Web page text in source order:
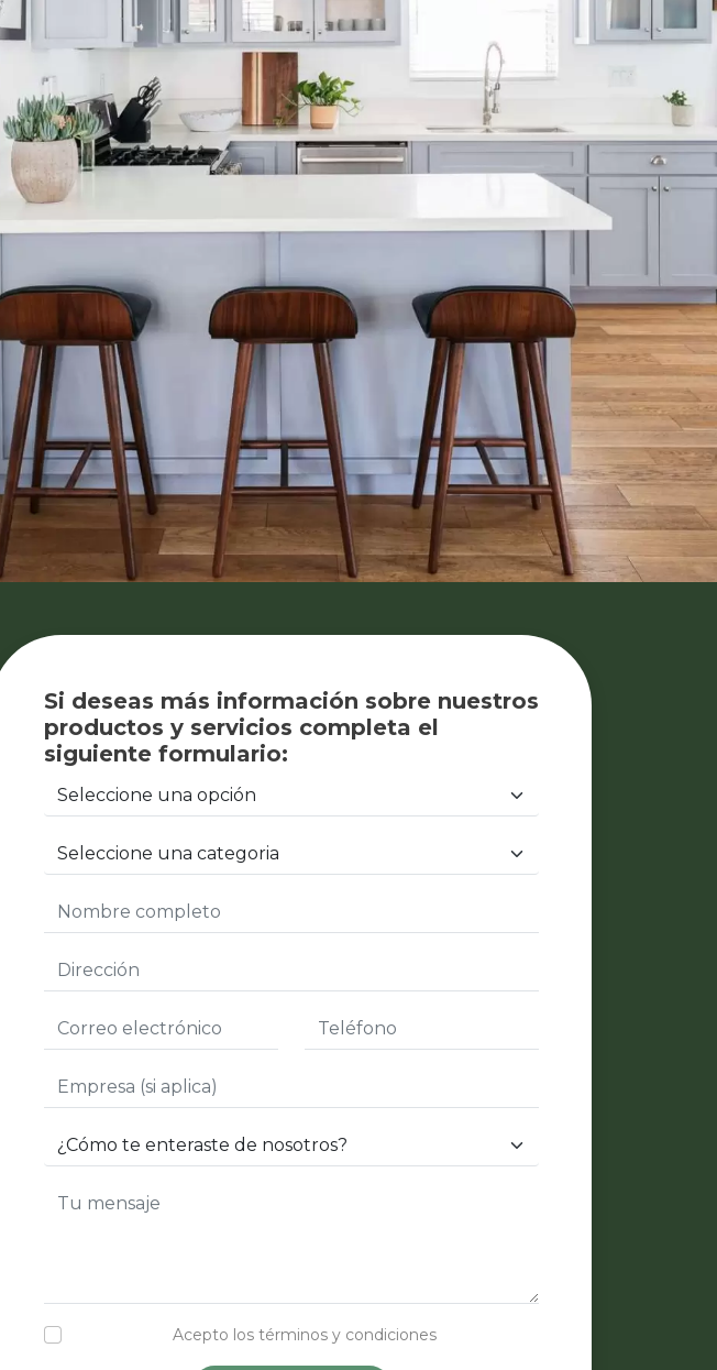
Si deseas más información sobre nuestros
productos y servicios completa el
siguiente formulario:
Acepto los términos y condiciones